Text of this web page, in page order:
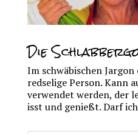
Die
Im schwäbischen
redselige Person. Kann
verwendet werden, der
isst und genießt. Darf